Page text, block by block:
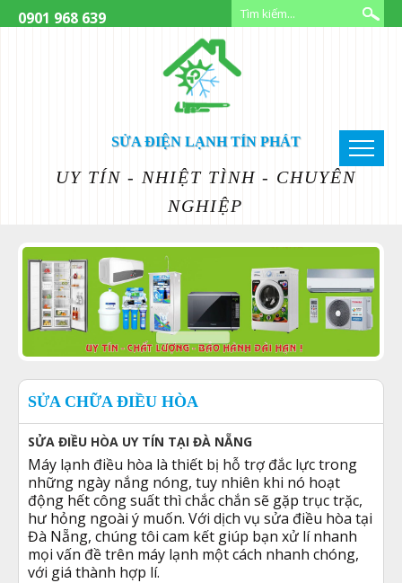
SỬA ĐIỆN LẠNH TÍN PHÁT
UY TÍN - NHIỆT TÌNH - CHUYÊN
NGHIỆP
0901 968 639
SỬA CHỮA ĐIỀU HÒA
SỬA ĐIỀU HÒA UY TÍN TẠI ĐÀ NẴNG
Máy lạnh điều hòa là thiết bị hỗ trợ đắc lực trong
những ngày nắng nóng, tuy nhiên khi nó hoạt
động hết công suất thì chắc chắn sẽ gặp trục trặc,
hư hỏng ngoài ý muốn. Với dịch vụ sửa điều hòa tại
Đà Nẵng, chúng tôi cam kết giúp bạn xử lí nhanh
mọi vấn đề trên máy lạnh một cách nhanh chóng,
với giá thành hợp lí.